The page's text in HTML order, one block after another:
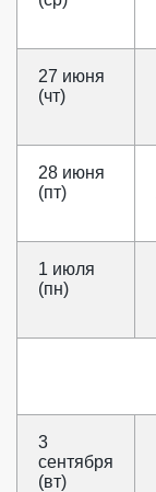
27 июня
(чт)
28 июня
(пт)
1 июля
(пн)
3
сентября
(вт)